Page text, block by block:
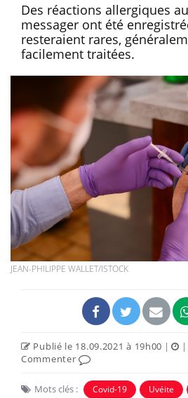
Des réactions allergiques
messager ont été
resteraient rares,
facilement traitées.
JEAN-PHILIPPE WALLET/ISTOCK
Publié le 18.09.2021 à 19h00 | |
Commenter
Mots clés : Covid-19 Uvéite